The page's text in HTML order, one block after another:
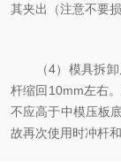
其夹出（注意不要
（4）模具拆卸
杆缩回10mm左右
不应高于中模压板
故再次使用时冲杆